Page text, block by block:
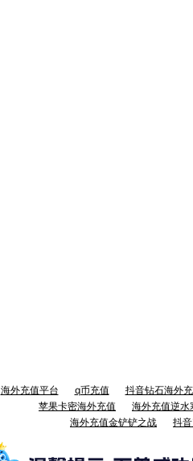
海外充值平台 q币充值
抖音钻石海外
苹果卡密海外充值
海外充值逆水
海外充值金铲铲之战
抖